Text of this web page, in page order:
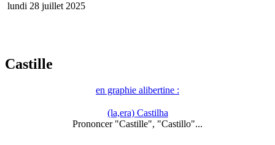
lundi 28 juillet 2025
Castille
en graphie alibertine :
(la,era) Castilha
Prononcer "Castille", "Castillo"...